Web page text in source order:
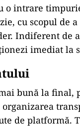
acțiune
pentru prima
modificări
bruște
și
cu o